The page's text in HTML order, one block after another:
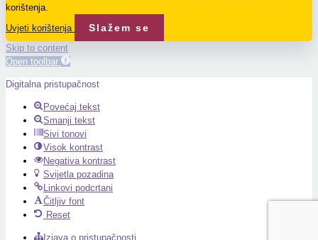
korištenja.
Uvjeti korištenja
Slažem se
Skip to content
Open toolbar
Digitalna pristupačnost
Povećaj tekst
Smanji tekst
Sivi tonovi
Visok kontrast
Negativa kontrast
Svijetla pozadina
Linkovi podcrtani
Čitljiv font
Reset
Izjava o pristupačnosti